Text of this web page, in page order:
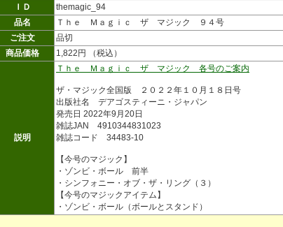
ＩＤ
themagic_94
品名
Ｔｈｅ Ｍａｇｉｃ ザ マジック ９４号
ご注文
品切
商品価格
1,822円 （税込）
説明
Ｔｈｅ Ｍａｇｉｃ ザ マジック 各号のご案内
ザ・マジック全国版 ２０２２年１０月１８日号
出版社名 デアゴスティーニ・ジャパン
発売日 2022年9月20日
雑誌JAN 4910344831023
雑誌コード 34483-10
【今号のマジック】
・ゾンビ・ボール 前半
・シンフォニー・オブ・ザ・リング（３）
【今号のマジックアイテム】
・ゾンビ・ボール（ボールとスタンド）